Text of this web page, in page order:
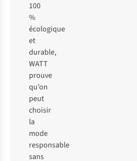
100
%
écologique
et
durable,
WATT
prouve
qu’on
peut
choisir
la
mode
responsable
sans